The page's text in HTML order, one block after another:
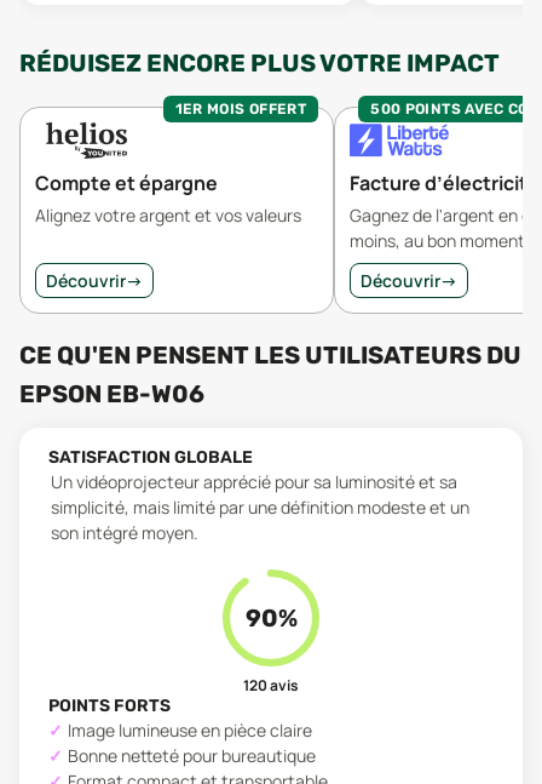
RÉDUISEZ ENCORE PLUS VOTRE IMPACT
1ER MOIS OFFERT
Compte et épargne
Alignez votre argent et vos valeurs
Découvrir→
500 POINTS AVEC
Facture d’électricité
Gagnez de l'argent en
moins, au bon moment.
Découvrir→
CE QU'EN PENSENT LES UTILISATEURS DU
EPSON EB-W06
SATISFACTION GLOBALE
Un vidéoprojecteur apprécié pour sa luminosité et sa
simplicité, mais limité par une définition modeste et un
son intégré moyen.
90%
120avis
POINTS FORTS
Image lumineuse en pièce claire
Bonne netteté pour bureautique